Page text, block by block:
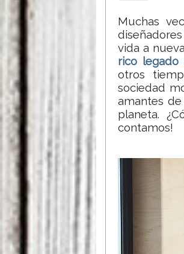
Muchas
diseñadores
vida a
rico
otros
sociedad
amantes
planeta.
contamos!